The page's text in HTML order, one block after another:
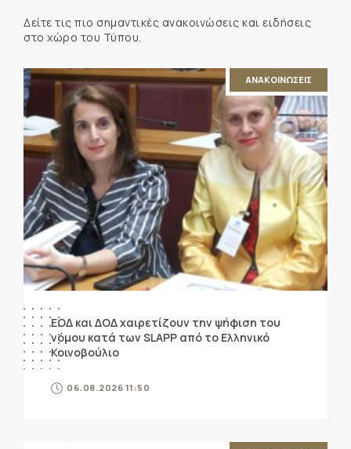
Δείτε τις πιο σημαντικές ανακοινώσεις και ειδήσεις
στο χώρο του Τύπου.
ΑΝΑΚΟΙΝΩΣΕΙΣ
ΕΟΔ και ΔΟΔ χαιρετίζουν την ψήφιση του
νόμου κατά των SLAPP από το Ελληνικό
Κοινοβούλιο
06.08.2026 11:50